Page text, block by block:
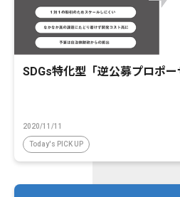
SDGs特化型「逆公募プロポ
2020/11/11
Today's PICK UP